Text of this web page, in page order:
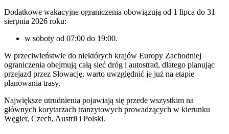
Dodatkowe wakacyjne ograniczenia obowiązują od 1 lipca do 31
sierpnia 2026 roku:
w soboty od 07:00 do 19:00.
W przeciwieństwie do niektórych krajów Europy Zachodniej
ograniczenia obejmują całą sieć dróg i autostrad, dlatego planując
przejazd przez Słowację, warto uwzględnić je już na etapie
planowania trasy.
Największe utrudnienia pojawiają się przede wszystkim na
głównych korytarzach tranzytowych prowadzących w kierunku
Węgier, Czech, Austrii i Polski.